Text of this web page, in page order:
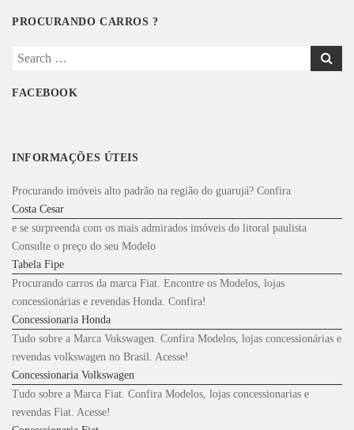
PROCURANDO CARROS ?
Search
FACEBOOK
INFORMAÇÕES ÚTEIS
Procurando imóveis alto padrão na região do guarujá? Confira
Costa Cesar
e se surpreenda com os mais admirados imóveis do litoral paulista
Consulte o preço do seu Modelo
Tabela Fipe
Procurando carros da marca Fiat. Encontre os Modelos, lojas
concessionárias e revendas Honda. Confira!
Concessionaria Honda
Tudo sobre a Marca Vokswagen. Confira Modelos, lojas concessionárias e
revendas volkswagen no Brasil. Acesse!
Concessionaria Volkswagen
Tudo sobre a Marca Fiat. Confira Modelos, lojas concessionarias e
revendas Fiat. Acesse!